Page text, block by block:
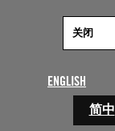
ENGLISH
简中
关闭